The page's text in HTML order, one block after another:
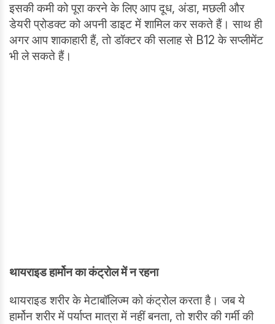
इसकी कमी को पूरा करने के लिए आप दूध, अंडा, मछली और
डेयरी प्रोडक्ट को अपनी डाइट में शामिल कर सकते हैं। साथ ही
अगर आप शाकाहारी हैं, तो डॉक्टर की सलाह से B12 के सप्लीमेंट
भी ले सकते हैं।
थायराइड हार्मोन का कंट्रोल में न रहना
थायराइड शरीर के मेटाबॉलिज्म को कंट्रोल करता है। जब ये
हार्मोन शरीर में पर्याप्त मात्रा में नहीं बनता, तो शरीर की गर्मी की